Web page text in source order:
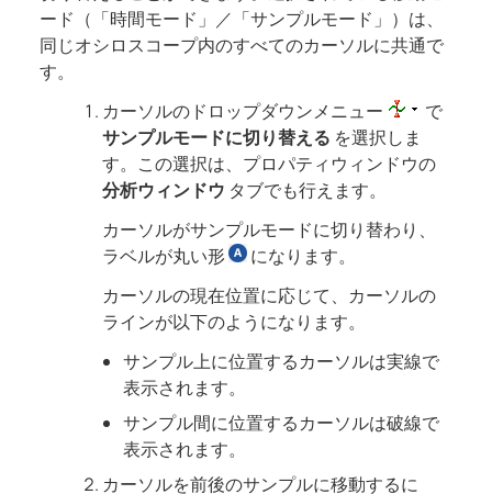
ード（「時間モード」／「サンプルモード」）は、
同じオシロスコープ内のすべてのカーソルに共通で
す。
カーソルのドロップダウンメニュー
で
サンプルモードに切り替える を選択しま
す。この選択は、プロパティウィンドウの
分析ウィンドウ タブでも行えます。
カーソルがサンプルモードに切り替わり、
ラベルが丸い形
になります。
カーソルの現在位置に応じて、カーソルの
ラインが以下のようになります。
サンプル上に位置するカーソルは実線で
表示されます。
サンプル間に位置するカーソルは破線で
表示されます。
カーソルを前後のサンプルに移動するに